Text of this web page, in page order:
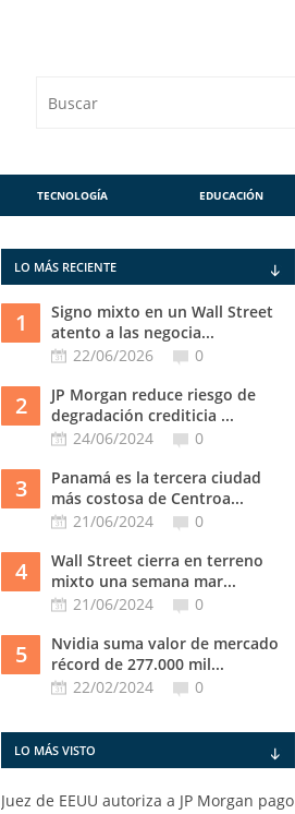
TECNOLOGÍA EDUCACIÓN
LO MÁS RECIENTE
1
Signo mixto en un Wall Street
atento a las negocia...
22/06/2026
0
2
JP Morgan reduce riesgo de
degradación crediticia ...
24/06/2024
0
3
Panamá es la tercera ciudad
más costosa de Centroa...
21/06/2024
0
4
Wall Street cierra en terreno
mixto una semana mar...
21/06/2024
0
5
Nvidia suma valor de mercado
récord de 277.000 mil...
22/02/2024
0
LO MÁS VISTO
Juez de EEUU autoriza a JP Morgan pago